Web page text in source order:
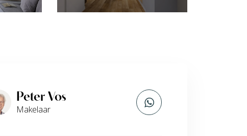
Peter Vos
Makelaar